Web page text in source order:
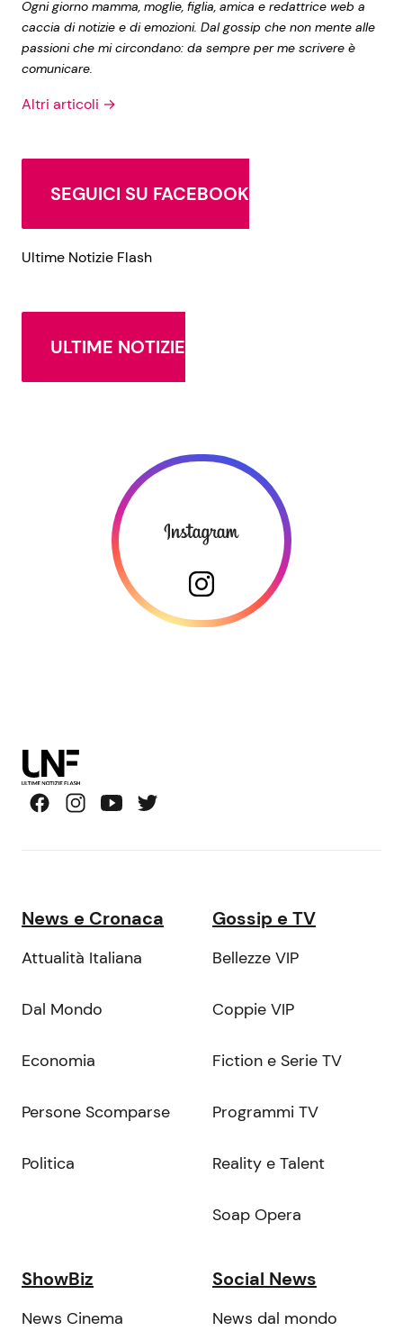
Ogni giorno mamma, moglie, figlia, amica e redattrice web a
caccia di notizie e di emozioni. Dal gossip che non mente alle
passioni che mi circondano: da sempre per me scrivere è
comunicare.
Altri articoli →
SEGUICI SU FACEBOOK
Ultime Notizie Flash
ULTIME NOTIZIE
News e Cronaca
Attualità Italiana
Dal Mondo
Economia
Persone Scomparse
Politica
Gossip e TV
Bellezze VIP
Coppie VIP
Fiction e Serie TV
Programmi TV
Reality e Talent
Soap Opera
ShowBiz
News Cinema
Social News
News dal mondo